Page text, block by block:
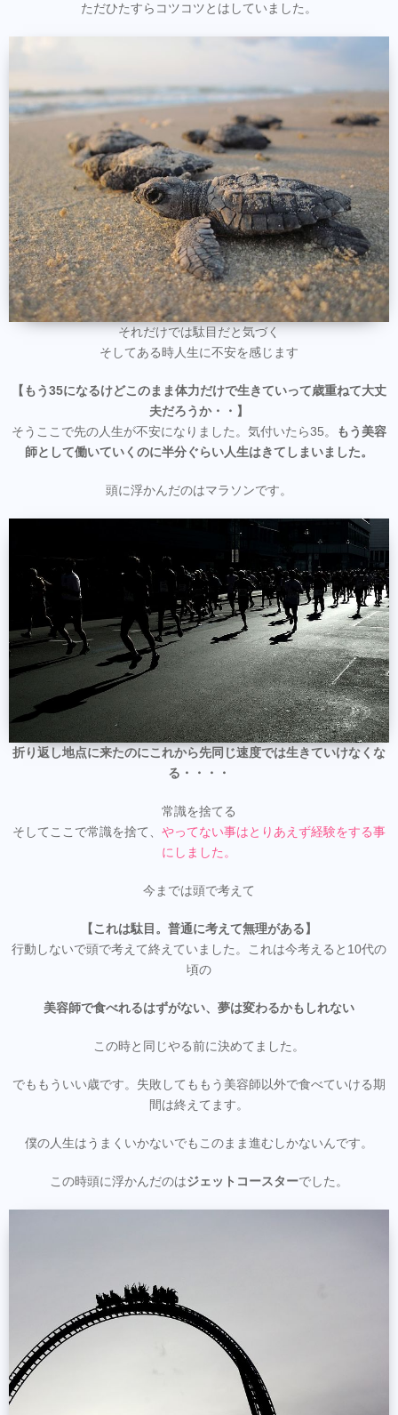
ただひたすらコツコツとはしていました。
それだけでは駄目だと気づく
そしてある時人生に不安を感じます
【もう35になるけどこのまま体力だけで生きていって歳重ねて大丈
夫だろうか・・】
そうここで先の人生が不安になりました。気付いたら35。
もう美容
師として働いていくのに半分ぐらい人生はきてしまいました。
頭に浮かんだのはマラソンです。
折り返し地点に来たのにこれから先同じ速度では生きていけなくな
る・・・・
常識を捨てる
そしてここで常識を捨て、 やってない事はとりあえず経験をする事
にしました。
今までは頭で考えて
【これは駄目。普通に考えて無理がある】
行動しないで頭で考えて終えていました。これは今考えると10代の
頃の
美容師で食べれるはずがない、夢は変わるかもしれない
この時と同じやる前に決めてました。
でももういい歳です。失敗してももう美容師以外で食べていける期
間は終えてます。
僕の人生はうまくいかないでもこのまま進むしかないんです。
この時頭に浮かんだのはジェットコースターでした。